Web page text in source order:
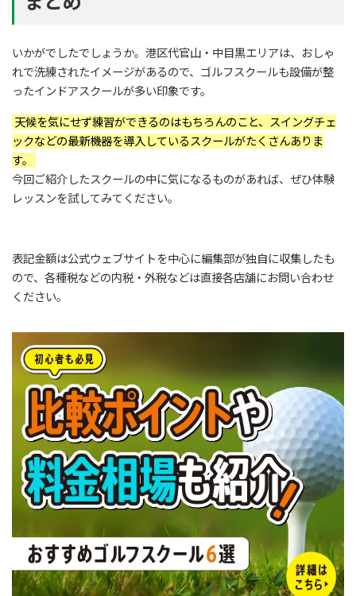
いかがでしたでしょうか。港区代官山・中目黒エリアは、おしゃ
れで洗練されたイメージがあるので、ゴルフスクールも設備が整
ったインドアスクールが多い印象です。
天候を気にせず練習ができるのはもちろんのこと、スイングチェ
ックなどの最新機器を導入しているスクールがたくさんありま
す。
今回ご紹介したスクールの中に気になるものがあれば、ぜひ体験
レッスンを試してみてください。
表記金額は公式ウェブサイトを中心に編集部が独自に収集したも
ので、各種税などの内税・外税などは直接各店舗にお問い合わせ
ください。